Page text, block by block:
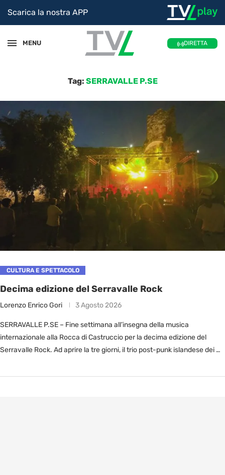
Scarica la nostra APP
MENU DIRETTA
Tag: SERRAVALLE P.SE
CULTURA E SPETTACOLO
Decima edizione del Serravalle Rock
Lorenzo Enrico Gori 3 Agosto 2026
SERRAVALLE P.SE – Fine settimana all’insegna della musica
internazionale alla Rocca di Castruccio per la decima edizione del
Serravalle Rock. Ad aprire la tre giorni, il trio post-punk islandese dei …